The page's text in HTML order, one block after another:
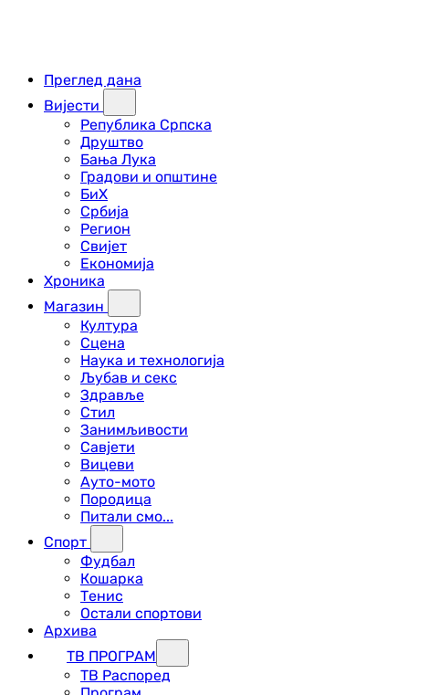
Преглед дана
Вијести
Република Српска
Друштво
Бања Лука
Градови и општине
БиХ
Србија
Регион
Свијет
Економија
Хроника
Магазин
Култура
Сцена
Наука и технологија
Љубав и секс
Здравље
Стил
Занимљивости
Савјети
Вицеви
Ауто-мото
Породица
Питали смо...
Спорт
Фудбал
Кошарка
Тенис
Остали спортови
Архива
ТВ ПРОГРАМ
ТВ Распоред